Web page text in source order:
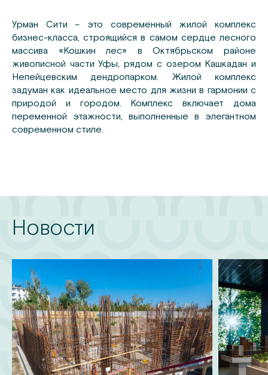
Урман Сити – это современный жилой комплекс
бизнес-класса, строящийся в самом сердце лесного
массива «Кошкин лес» в Октябрьском районе
живописной части Уфы, рядом с озером Кашкадан и
Непейцевским дендропарком. Жилой комплекс
задуман как идеальное место для жизни в гармонии с
природой и городом. Комплекс включает дома
переменной этажности, выполненные в элегантном
современном стиле.
Новости